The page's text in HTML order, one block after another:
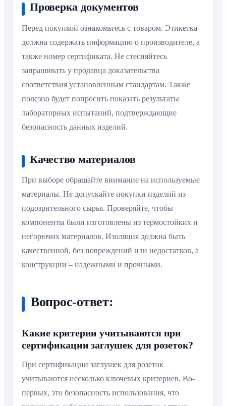
Проверка документов
Перед покупкой ознакомьтесь с товаром. Этикетка
должна содержать информацию о производителе, а
также номер сертификата. Не стесняйтесь
запрашивать у продавца доказательства
соответствия установленным стандартам. Также
полезно будет попросить показать результаты
лабораторных испытаний, подтверждающие
безопасность данных изделий.
Качество материалов
При выборе обращайте внимание на используемые
материалы. Не допускайте покупки изделий из
подозрительного сырья. Проверяйте, чтобы
компоненты были изготовлены из термостойких и
негорючих материалов. Изоляция должна быть
качественной, без повреждений или недостатков, а
конструкции – надежными и прочными.
Вопрос-ответ:
Какие критерии учитываются при
сертификации заглушек для розеток?
При сертификации заглушек для розеток
учитываются несколько ключевых критериев. Во-
первых, это безопасность использования, что